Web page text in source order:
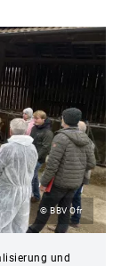
© BBV Ofr
und